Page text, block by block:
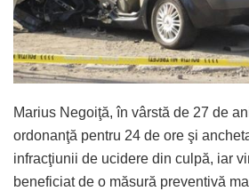
Marius Negoiţă, în vârstă de 27 de
ordonanţă pentru 24 de ore şi
infracţiunii de ucidere din culpă, iar
beneficiat de o măsură preventivă